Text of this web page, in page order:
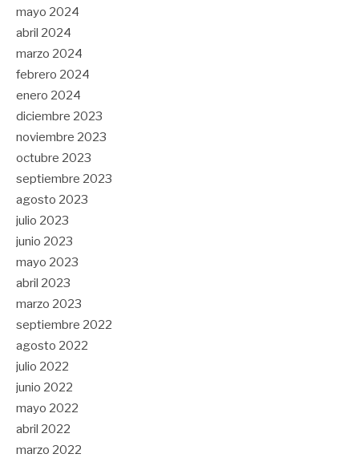
mayo 2024
abril 2024
marzo 2024
febrero 2024
enero 2024
diciembre 2023
noviembre 2023
octubre 2023
septiembre 2023
agosto 2023
julio 2023
junio 2023
mayo 2023
abril 2023
marzo 2023
septiembre 2022
agosto 2022
julio 2022
junio 2022
mayo 2022
abril 2022
marzo 2022